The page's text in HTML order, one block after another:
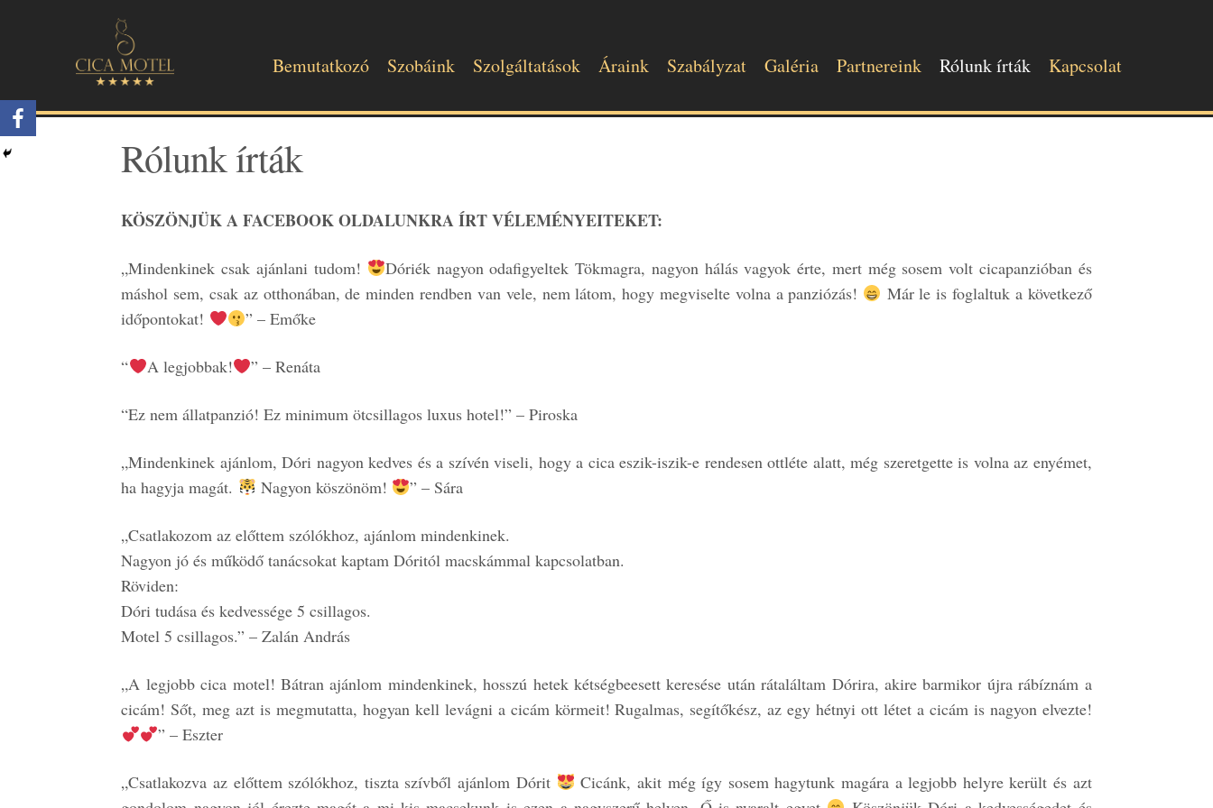
Bemutatkozó Szobáink Szolgáltatások Áraink Szabályzat Galéria Partnereink Rólunk írták Kapcsolat
Rólunk írták
KÖSZÖNJÜK A FACEBOOK OLDALUNKRA ÍRT VÉLEMÉNYEITEKET:
„Mindenkinek csak ajánlani tudom!
Dóriék nagyon odafigyeltek Tökmagra, nagyon hálás vagyok érte, mert még sosem volt cicapanzióban és
máshol sem, csak az otthonában, de minden rendben van vele, nem látom, hogy megviselte volna a panziózás!
Már le is foglaltuk a következő
időpontokat!
” – Emőke
“ A legjobbak! ” – Renáta
“Ez nem állatpanzió! Ez minimum ötcsillagos luxus hotel!” – Piroska
„Mindenkinek ajánlom, Dóri nagyon kedves és a szívén viseli, hogy a cica eszik-iszik-e rendesen ottléte alatt, még szeretgette is volna az enyémet,
ha hagyja magát.
Nagyon köszönöm! ” – Sára
„Csatlakozom az előttem szólókhoz, ajánlom mindenkinek.
Nagyon jó és működő tanácsokat kaptam Dóritól macskámmal kapcsolatban.
Röviden:
Dóri tudása és kedvessége 5 csillagos.
Motel 5 csillagos.” – Zalán András
„A legjobb cica motel! Bátran ajánlom mindenkinek, hosszú hetek kétségbeesett keresése után rátaláltam Dórira, akire barmikor újra rábíznám a
cicám! Sőt, meg azt is megmutatta, hogyan kell levágni a cicám körmeit! Rugalmas, segítőkész, az egy hétnyi ott létet a cicám is nagyon elvezte!
” – Eszter
„Csatlakozva az előttem szólókhoz, tiszta szívből ajánlom Dórit
Cicánk, akit még így sosem hagytunk magára a legjobb helyre került és azt